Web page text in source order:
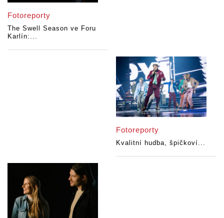
Fotoreporty
The Swell Season ve Foru
Karlín:...
Fotoreporty
Kvalitní hudba, špičkoví...